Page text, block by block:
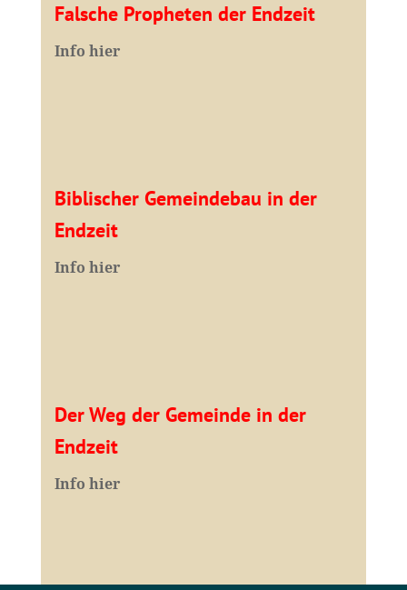
Falsche Propheten der Endzeit
Info hier
Biblischer Gemeindebau in der
Endzeit
Info hier
Der Weg der Gemeinde in der
Endzeit
Info hier